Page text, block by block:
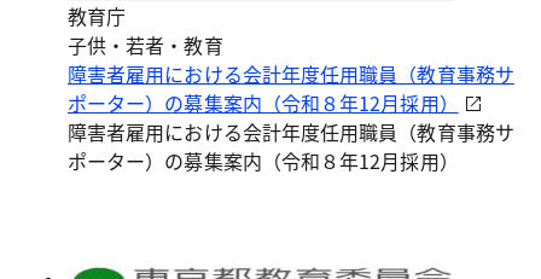
教育庁
子供・若者・教育
障害者雇用における会計年度任用職員（教育事務サ
ポーター）の募集案内（令和８年12月採用）
障害者雇用における会計年度任用職員（教育事務サ
ポーター）の募集案内（令和８年12月採用）